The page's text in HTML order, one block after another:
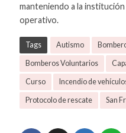
manteniendo a la
operativo.
Tags Autismo
Bomberos Voluntarios
Curso Incendio de
Protocolo de rescate San